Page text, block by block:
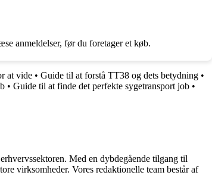
anmeldelser, før du foretager et køb.
at vide • Guide til at forstå TT38 og dets betydning •
• Guide til at finde det perfekte sygetransport job •
Med en dybdegående tilgang til
virksomheder. Vores redaktionelle team består af